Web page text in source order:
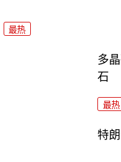
最热
多
石
最热
特